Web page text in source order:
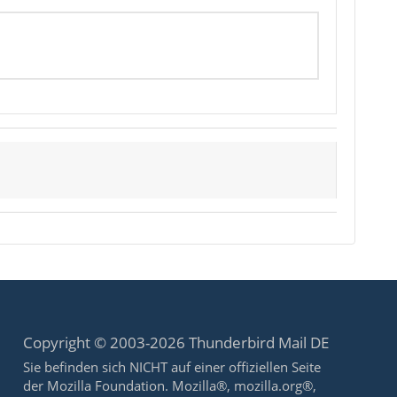
Copyright © 2003-2026 Thunderbird Mail DE
Sie befinden sich NICHT auf einer offiziellen Seite
der Mozilla Foundation. Mozilla®, mozilla.org®,